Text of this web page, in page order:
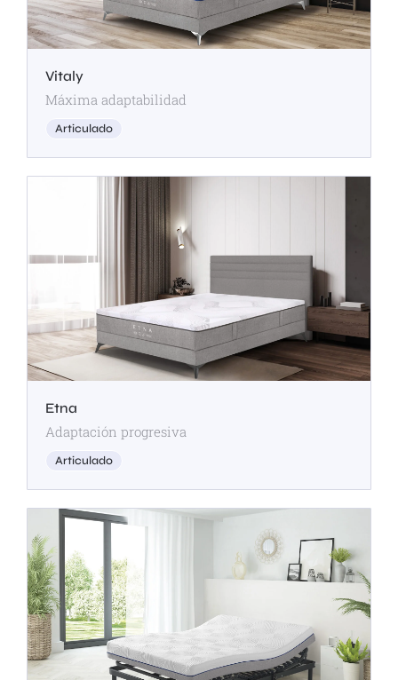
Vitaly
Máxima adaptabilidad
Articulado
Etna
Adaptación progresiva
Articulado